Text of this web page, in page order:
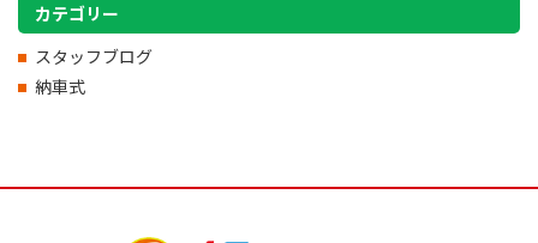
カテゴリー
スタッフブログ
納車式